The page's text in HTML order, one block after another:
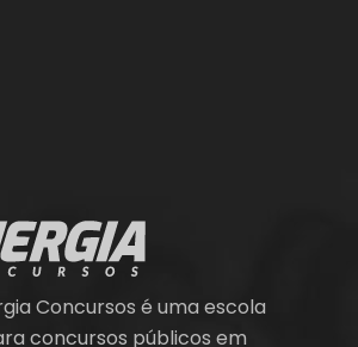
Concursos é uma escola
concursos públicos em